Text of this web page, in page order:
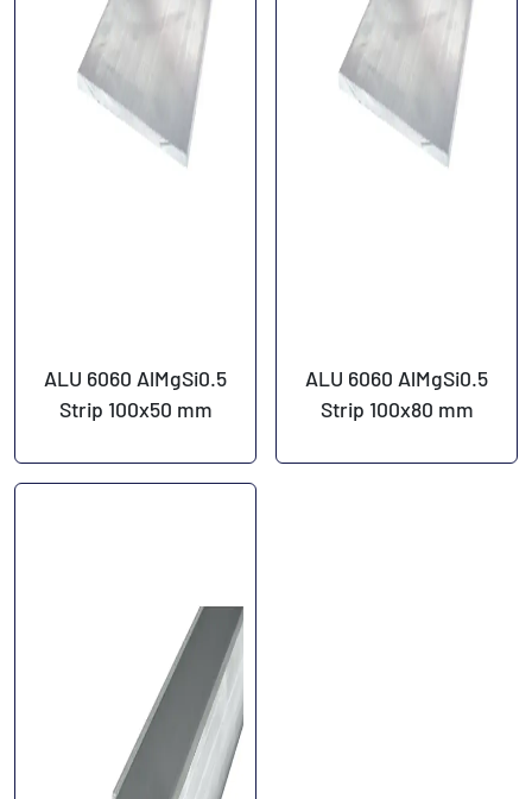
ALU 6060 AlMgSi0.5
Strip 100x50 mm
ALU 6060 AlMgSi0.5
Strip 100x80 mm